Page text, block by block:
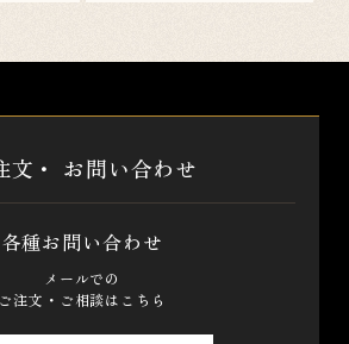
文・ お問い合わせ
各種お問い合わせ
メールでの
ご注文・ご相談はこちら